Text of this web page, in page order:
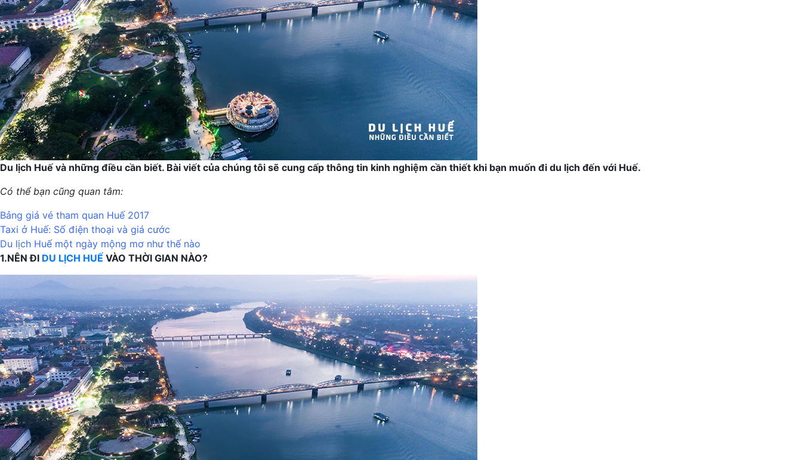
Du lịch Huế và những điều cần biết. Bài viết của chúng tôi sẽ cung cấp thông tin kinh nghiệm cần thiết khi bạn muốn đi du lịch đến với Huế.
Có thể bạn cũng quan tâm:
Bảng giá vé tham quan Huế 2017
Taxi ở Huế: Số điện thoại và giá cước
Du lịch Huế một ngày mộng mơ như thế nào
1.NÊN ĐI DU LỊCH HUẾ VÀO THỜI GIAN NÀO?